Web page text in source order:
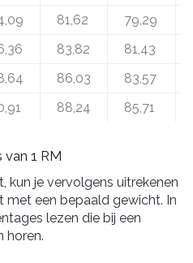
81,62 79,29
83,82 81,43
86,03 83,57
88,24 85,71
van 1 RM
kun je vervolgens uitrekenen
met een bepaald gewicht. In
lezen die bij een
horen.